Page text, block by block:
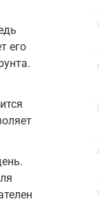
его